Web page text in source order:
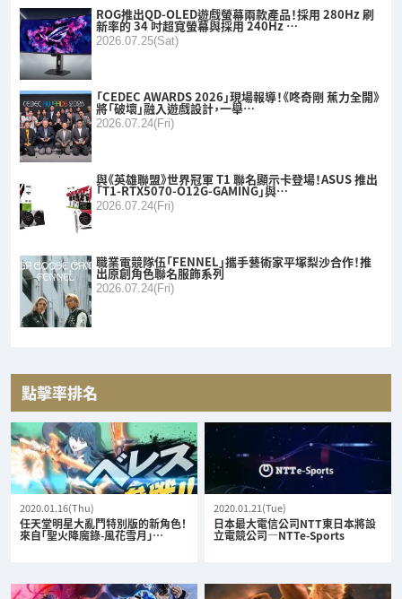
ROG推出QD-OLED遊戲螢幕兩款產品！採用 280Hz 刷
新率的 34 吋超寬螢幕與採用 240Hz …
2026.07.25(Sat)
「CEDEC AWARDS 2026」現場報導！《咚奇剛 蕉力全開》
將「破壞」融入遊戲設計，一舉…
2026.07.24(Fri)
與《英雄聯盟》世界冠軍 T1 聯名顯示卡登場！ASUS 推出
「T1-RTX5070-O12G-GAMING」與…
2026.07.24(Fri)
職業電競隊伍「FENNEL」攜手藝術家平塚梨沙合作！推
出原創角色聯名服飾系列
2026.07.24(Fri)
點擊率排名
2020.01.16(Thu)
任天堂明星大亂鬥特別版的新角色！
來自「聖火降魔錄-風花雪月」…
2020.01.21(Tue)
日本最大電信公司NTT東日本將設
立電競公司—NTTe-Sports